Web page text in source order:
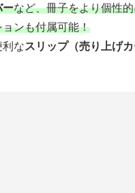
ーなど、冊子をより個性
ンも付属可能！
利なスリップ（売り上げカ